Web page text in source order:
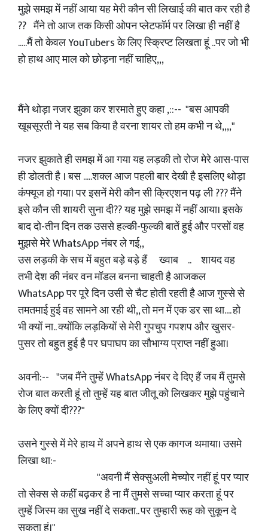
मुझे समझ में नहीं आया यह मेरी कौन सी लिखाई की बात कर रही है
?? मैंने तो आज तक किसी ओपन प्लेटफॉर्म पर लिखा ही नहीं है
.....मैं तो केवल YouTubers के लिए स्क्रिप्ट लिखता हूं ..पर जो भी
हो हाथ आए माल को छोड़ना नहीं चाहिए,,,
मैंने थोड़ा नजर झुका कर शरमाते हुए कहा ,::-- "बस आपकी
खूबसूरती ने यह सब किया है वरना शायर तो हम कभी न थे,,,,"
नजर झुकाते ही समझ में आ गया यह लड़की तो रोज मेरे आस-पास
ही डोलती है । बस .....शक्ल आज पहली बार देखी है इसलिए थोड़ा
कंफ्यूज हो गया। पर इसनें मेरी कौन सी क्रिएशन पढ़ ली ??? मैंने
इसे कौन सी शायरी सुना दी?? यह मुझे समझ में नहीं आया। इसके
बाद दो-तीन दिन तक उससे हल्की-फुल्की बातें हुई और परसों वह
मुझसे मेरे WhatsApp नंबर ले गई,,
उस लड़की के सच में बहुत बड़े बड़े हैं ख्वाब .. शायद वह
तभी देश की नंबर वन मॉडल बनना चाहती है आजकल
WhatsApp पर पूरे दिन उसी से चैट होती रहती है आज गुस्से से
तमतमाई हुई वह सामने आ रही थी,, तो मन में एक डर सा था.... हो
भी क्यों ना.. क्योंकि लड़कियों से मेरी गुपचुप गपशप और खुसर-
पुसर तो बहुत हुई है पर घपाघप का सौभाग्य प्राप्त नहीं हुआ।
अवनी:-- "जब मैंने तुम्हें WhatsApp नंबर दे दिए हैं जब मैं तुमसे
रोज बात करती हूं तो तुम्हें यह बात जीतू को लिखकर मुझे पहुंचाने
के लिए क्यों दी???"
उसने गुस्से में मेरे हाथ में अपने हाथ से एक कागज थमाया। उसमे
लिखा था:-
"अवनी मैं सेक्सुअली मेच्योर नहीं हूं पर प्यार
तो सेक्स से कहीं बढ़कर है ना मैं तुमसे सच्चा प्यार करता हूं पर
तुम्हें जिस्म का सुख नहीं दे सकता.. पर तुम्हारी रूह को सुकून दे